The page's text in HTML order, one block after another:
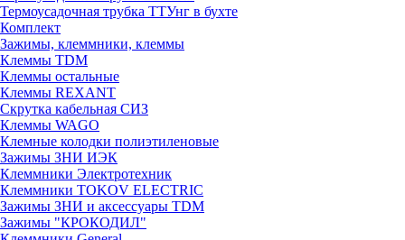
Термоусадочная трубка ТТУнг в бухте
Комплект
Зажимы, клеммники, клеммы
Клеммы TDM
Клеммы остальные
Клеммы REXANT
Скрутка кабельная СИЗ
Клеммы WAGO
Клемные колодки полиэтиленовые
Зажимы ЗНИ ИЭК
Клеммники Электротехник
Клеммники TOKOV ELECTRIC
Зажимы ЗНИ и аксессуары TDM
Зажимы "КРОКОДИЛ"